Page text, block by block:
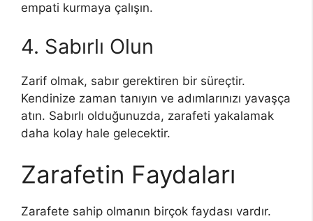
empati kurmaya çalışın.
4. Sabırlı Olun
Zarif olmak, sabır gerektiren bir süreçtir.
Kendinize zaman tanıyın ve adımlarınızı yavaşça
atın. Sabırlı olduğunuzda, zarafeti yakalamak
daha kolay hale gelecektir.
Zarafetin Faydaları
Zarafete sahip olmanın birçok faydası vardır.